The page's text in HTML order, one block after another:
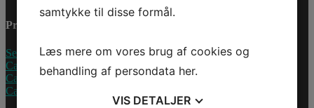
Produkter
Sea-Doo Vandscooter
Can-Am ATV
Can-Am UTV
Can-Am Roadster
samtykke til disse formål.
Læs mere om vores brug af cookies og
behandling af persondata her.
VIS DETALJER